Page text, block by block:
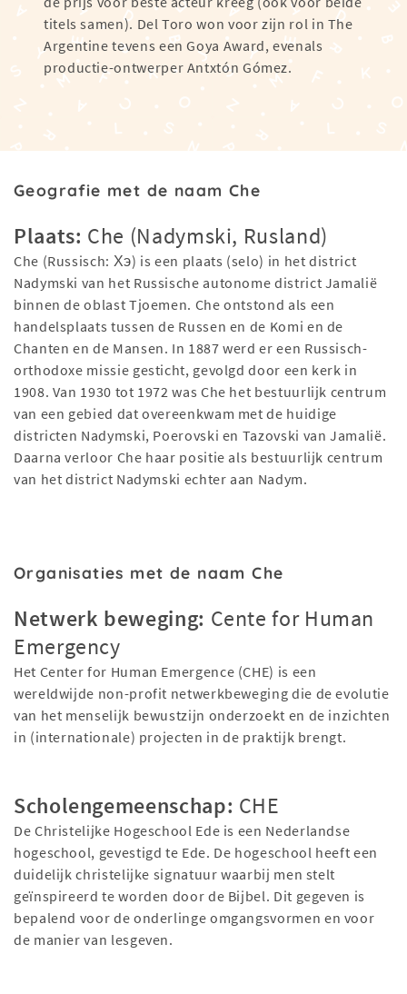
titels samen). Del Toro won voor zijn rol in The
Argentine tevens een Goya Award, evenals
productie-ontwerper Antxtón Gómez.
Geografie met de naam Che
Plaats: Che (Nadymski, Rusland)
Che (Russisch: Хэ) is een plaats (selo) in het district
Nadymski van het Russische autonome district Jamalië
binnen de oblast Tjoemen. Che ontstond als een
handelsplaats tussen de Russen en de Komi en de
Chanten en de Mansen. In 1887 werd er een Russisch-
orthodoxe missie gesticht, gevolgd door een kerk in
1908. Van 1930 tot 1972 was Che het bestuurlijk centrum
van een gebied dat overeenkwam met de huidige
districten Nadymski, Poerovski en Tazovski van Jamalië.
Daarna verloor Che haar positie als bestuurlijk centrum
van het district Nadymski echter aan Nadym.
Organisaties met de naam Che
Netwerk beweging: Cente for Human
Emergency
Het Center for Human Emergence (CHE) is een
wereldwijde non-profit netwerkbeweging die de evolutie
van het menselijk bewustzijn onderzoekt en de inzichten
in (internationale) projecten in de praktijk brengt.
Scholengemeenschap: CHE
De Christelijke Hogeschool Ede is een Nederlandse
hogeschool, gevestigd te Ede. De hogeschool heeft een
duidelijk christelijke signatuur waarbij men stelt
geïnspireerd te worden door de Bijbel. Dit gegeven is
bepalend voor de onderlinge omgangsvormen en voor
de manier van lesgeven.